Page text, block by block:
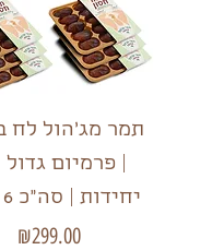
תמר מג'הול לח
יחידות | סה"כ 6 קילו
מחיר
₪299.00